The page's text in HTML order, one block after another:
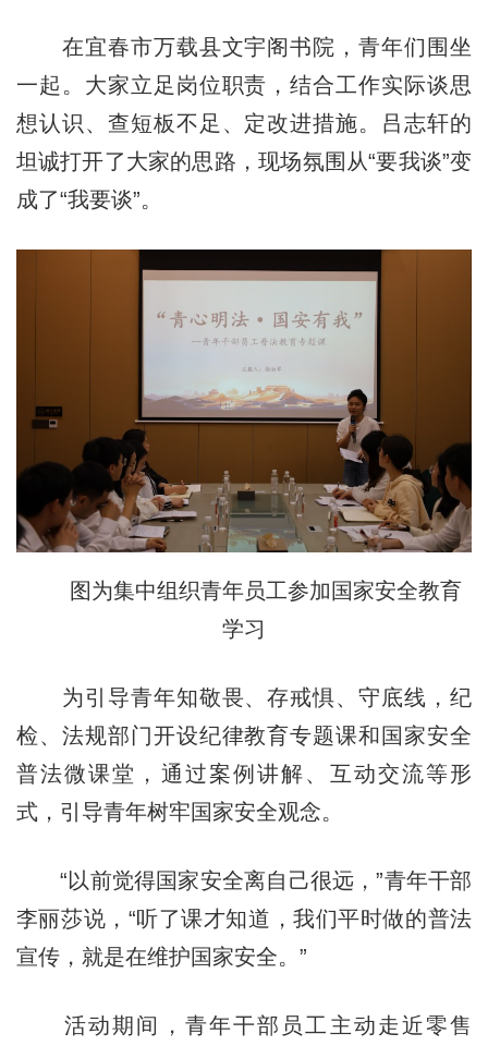
在宜春市万载县文宇阁书院，青年们围坐
一起。大家立足岗位职责，结合工作实际谈思
想认识、查短板不足、定改进措施。吕志轩的
坦诚打开了大家的思路，现场氛围从“要我谈”变
成了“我要谈”。
图为集中组织青年员工参加国家安全教育
学习
为引导青年知敬畏、存戒惧、守底线，纪
检、法规部门开设纪律教育专题课和国家安全
普法微课堂，通过案例讲解、互动交流等形
式，引导青年树牢国家安全观念。
“以前觉得国家安全离自己很远，”青年干部
李丽莎说，“听了课才知道，我们平时做的普法
宣传，就是在维护国家安全。”
活动期间，青年干部员工主动走近零售